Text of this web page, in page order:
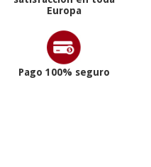
Europa
Pago 100% seguro